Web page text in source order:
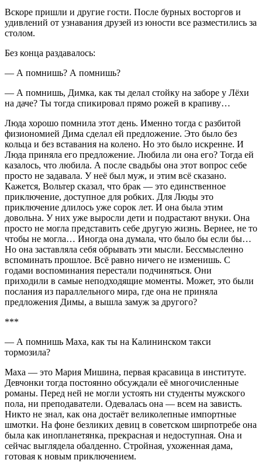
Вскоре пришли и другие гости. После бурных восторгов и
удивлений от узнавания друзей из юности все разместились за
столом.
Без конца раздавалось:
— А помнишь? А помнишь?
— А помнишь, Димка, как ты делал стойку на заборе у Лёхи
на даче? Ты тогда спикировал прямо рожей в крапиву…
Люда хорошо помнила этот день. Именно тогда с разбитой
физиономией Дима сделал ей предложение. Это было без
кольца и без вставания на колено. Но это было искренне. И
Люда приняла его предложение. Любила ли она его? Тогда ей
казалось, что любила. А после свадьбы она этот вопрос себе
просто не задавала. У неё был муж, и этим всё сказано.
Кажется, Вольтер сказал, что брак — это единственное
приключение, доступное для робких. Для Люды это
приключение длилось уже сорок лет. И она была этим
довольна. У них уже выросли дети и подрастают внуки. Она
просто не могла представить себе другую жизнь. Вернее, не то
чтобы не могла… Иногда она думала, что было бы если бы…
Но она заставляла себя обрывать эти мысли. Бессмысленно
вспоминать прошлое. Всё равно ничего не изменишь. С
годами воспоминания перестали подчиняться. Они
приходили в самые неподходящие моменты. Может, это были
послания из параллельного мира, где она не приняла
предложения Димы, а вышла замуж за другого?
***
— А помнишь Маха, как ты на Калининском такси
тормозила?
Маха — это Мария Мишина, первая красавица в институте.
Девчонки тогда постоянно обсуждали её многочисленные
романы. Перед ней не могли устоять ни студенты мужского
пола, ни преподаватели. Одевалась она — всем на зависть.
Никто не знал, как она достаёт великолепные импортные
шмотки. На фоне безликих девиц в советском ширпотребе она
была как инопланетянка, прекрасная и недоступная. Она и
сейчас выглядела обалденно. Стройная, ухоженная дама,
готовая к новым приключением.